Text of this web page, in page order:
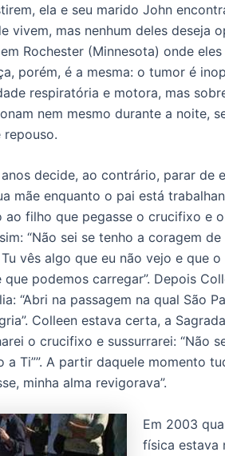
ela e seu marido John
vivem, mas nenhum deles deseja
Rochester (Minnesota) onde
porém, é a mesma: o tumor é
respiratória e motora, mas
nem mesmo durante a noite,
repouso.
decide, ao contrário, parar de
mãe enquanto o pai está
ao filho que pegasse o crucifixo e
“Não sei se tenho a coragem
vês algo que eu não vejo e que o
podemos carregar”. Depois
“Abri na passagem na qual São
Colleen estava certa, a
o crucifixo e sussurrarei: “Não
Ti””. A partir daquele momento
minha alma revigorava”.
Em 2003
física estava